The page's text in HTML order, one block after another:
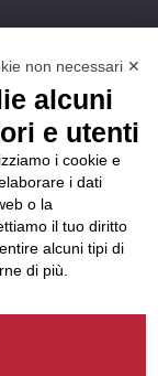
non necessari ✕
alcuni
e utenti
i cookie e
i dati
o la
il tuo diritto
alcuni tipi di
di più.